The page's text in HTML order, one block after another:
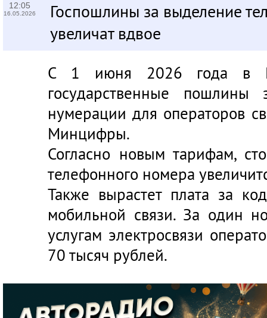
12:05
16.05.2026
Госпошлины за выделение
увеличат вдвое
С 1 июня 2026 года в
государственные пошлины
нумерации для операторов
Минцифры.
Согласно новым тарифам,
телефонного номера
Также вырастет плата за
мобильной связи. За один
услугам электросвязи
70 тысяч рублей.